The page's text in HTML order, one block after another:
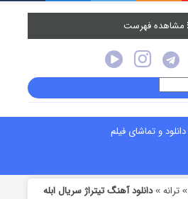
مشاهده فهرست
دانلود و تماشای فیلم
»ترانه »دانلود آهنگ تیتراژ سریال ابله